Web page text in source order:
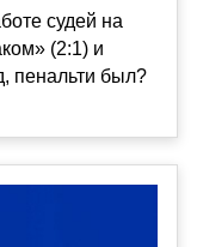
судей на
(2:1) и
пенальти был?